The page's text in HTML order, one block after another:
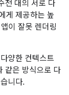
천 대의 서로 다
게 제공하는 높
이 잘못 렌더링
양한 컨텍스트
같은 방식으로 다
니다.